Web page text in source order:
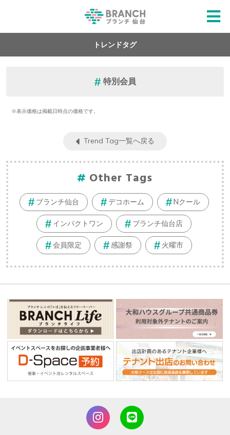
トレンドタグ
特別会員
※表示価格は掲載日時点の価格です。
Trend Tag一覧へ戻る
Other Tags
ブランチ仙台 デコホーム Nクール
インパクトワン ブランチ仙台店
会員限定 感謝祭 火曜市